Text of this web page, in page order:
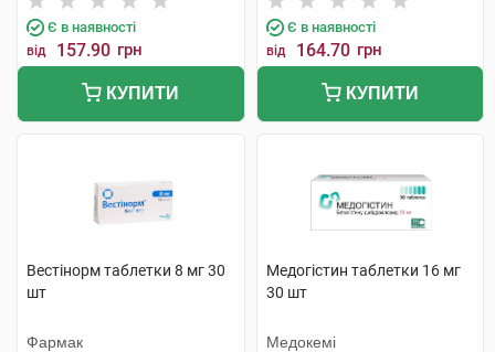
Є в наявності
від 157.90 грн
КУПИТИ
Є в наявності
від 164.70 грн
КУПИТИ
Вестінорм таблетки 8 мг 30
шт
Фармак
Медогістин таблетки 16 мг
30 шт
Медокемі